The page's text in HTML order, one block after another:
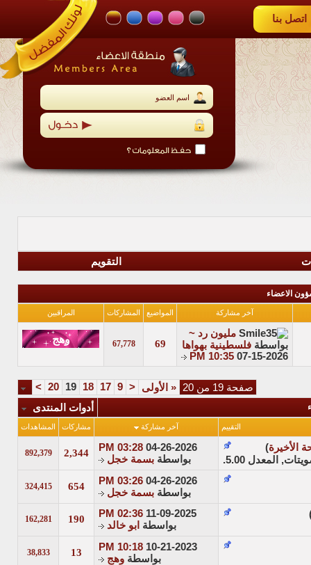
اتصل بنا
التقويم
الاعضاء
آخر مشاركة المواضيع المشاركات المراقبين
مليون رد ~
بواسطة فلسطينية بهواها
07-15-2026
10:35 PM
69
67,778
صفحة 19 من 20 « الأولى <
9
17
18
19
20
>
أدوات المنتدى
التقييم آخر مشاركة مشاركات المشاهدات
الأخيرة)
04-26-2026
03:28 PM
بواسطة بسمة خجل
2,344
892,379
04-26-2026
03:26 PM
بواسطة بسمة خجل
654
324,415
11-09-2025
02:36 PM
بواسطة ابو خالد
190
162,281
10-21-2023
10:18 PM
بواسطة وهج
13
38,833